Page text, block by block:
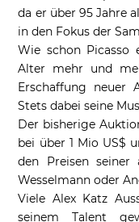
da er über 95 Jahre
in den Fokus der
Wie schon Picasso
Alter mehr und
Erschaffung neuer
Stets dabei seine
Der bisherige
bei über 1 Mio US$
den Preisen seiner
Wesselmann oder
Viele Alex Katz
seinem Talent